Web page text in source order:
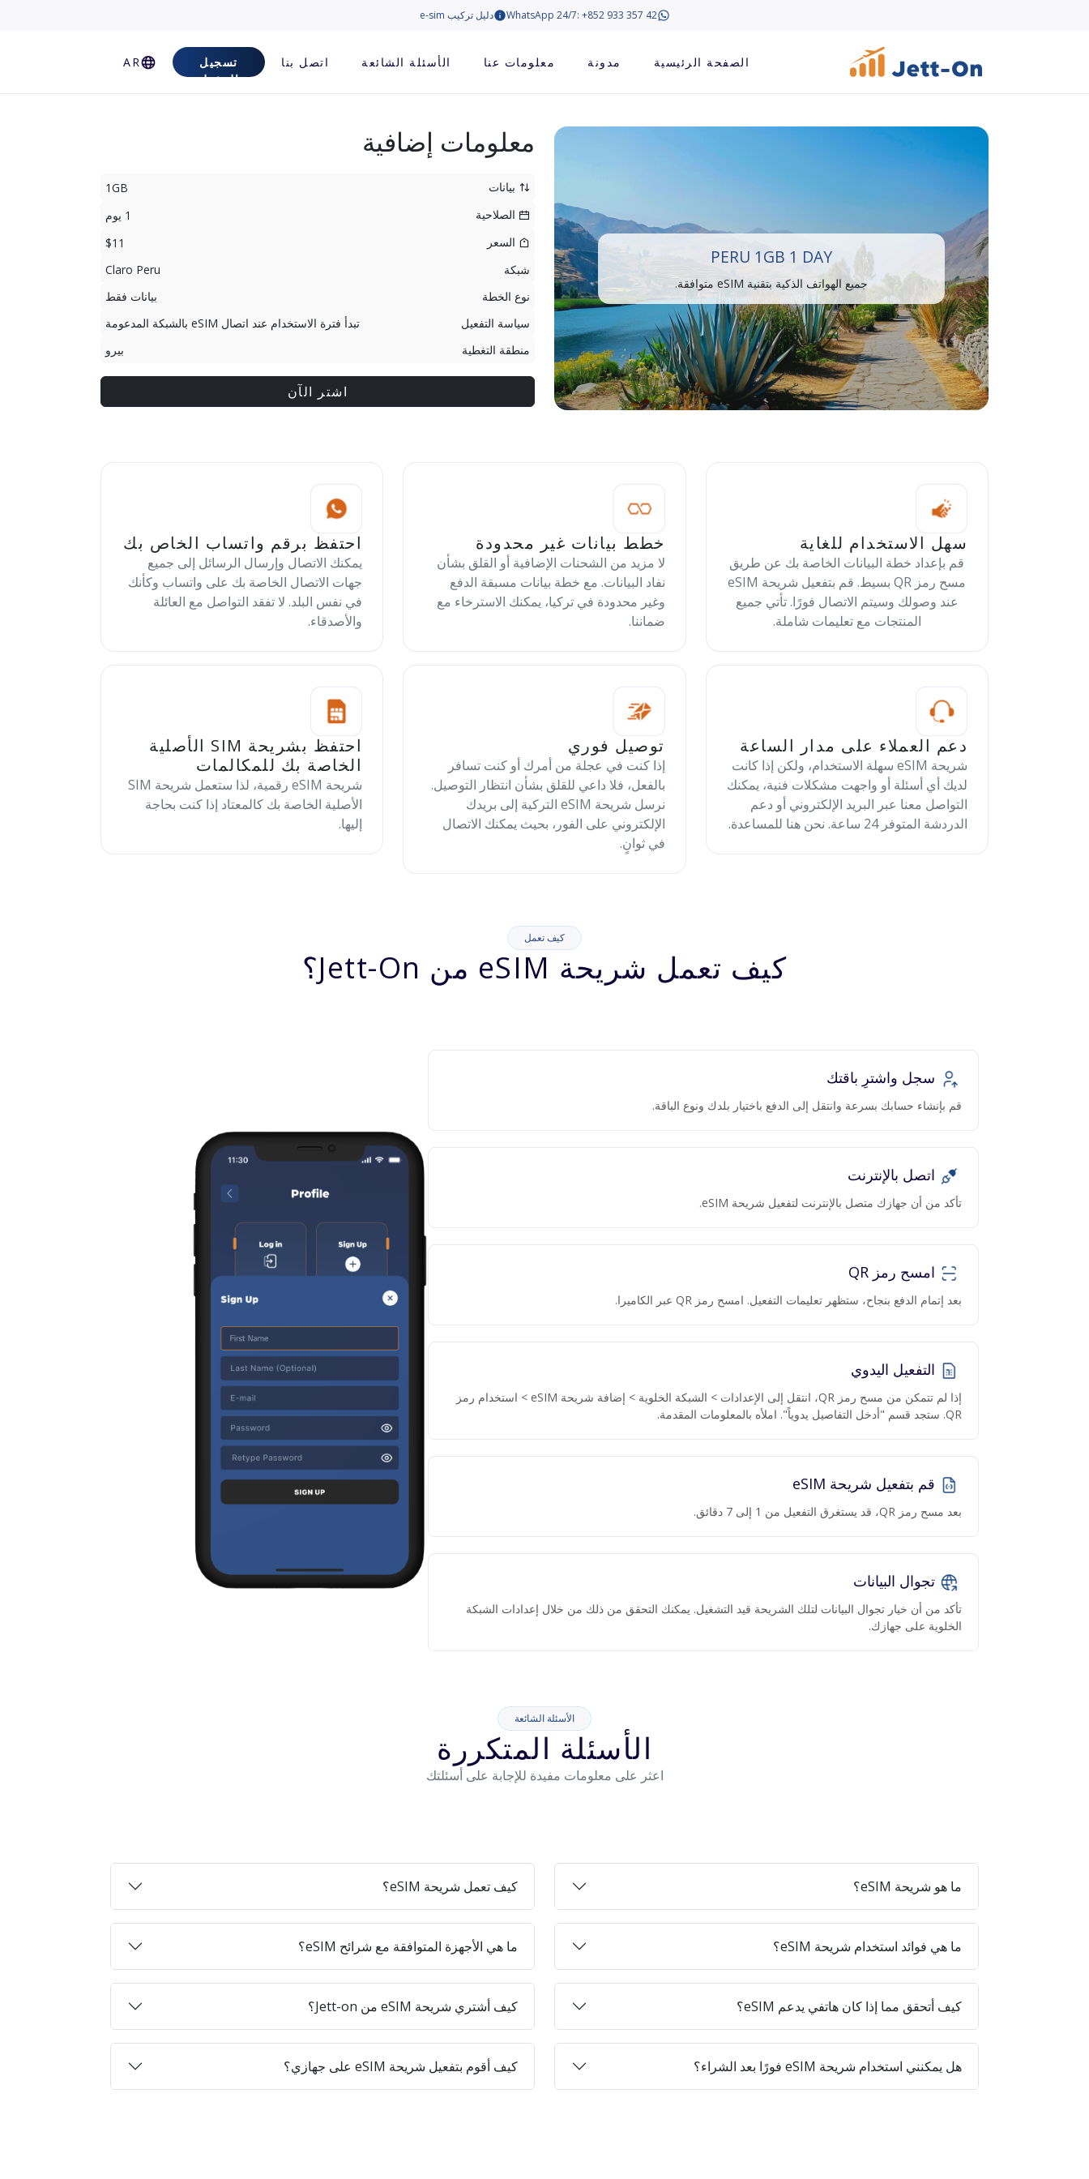
WhatsApp 24/7: +852 933 357 42 دليل تركيب e-sim
الصفحة الرئيسية مدونة معلومات عنا الأسئلة الشائعة اتصل بنا
تسجيل
الدخول
AR
PERU 1GB 1 DAY
جميع الهواتف الذكية بتقنية eSIM متوافقة.
معلومات إضافية
بيانات
1GB
الصلاحية
1 يوم
السعر
$11
شبكة
Claro Peru
نوع الخطة
بيانات فقط
سياسة التفعيل
تبدأ فترة الاستخدام عند اتصال eSIM بالشبكة المدعومة
منطقة التغطية
بيرو
اشتر الآن
سهل الاستخدام للغاية
قم بإعداد خطة البيانات الخاصة بك عن طريق
مسح رمز QR بسيط. قم بتفعيل شريحة eSIM
عند وصولك وسيتم الاتصال فورًا. تأتي جميع
المنتجات مع تعليمات شاملة.
خطط بيانات غير محدودة
لا مزيد من الشحنات الإضافية أو القلق بشأن
نفاد البيانات. مع خطة بيانات مسبقة الدفع
وغير محدودة في تركيا، يمكنك الاسترخاء مع
ضماننا.
احتفظ برقم واتساب الخاص بك
يمكنك الاتصال وإرسال الرسائل إلى جميع
جهات الاتصال الخاصة بك على واتساب وكأنك
في نفس البلد. لا تفقد التواصل مع العائلة
والأصدقاء.
دعم العملاء على مدار الساعة
شريحة eSIM سهلة الاستخدام، ولكن إذا كانت
لديك أي أسئلة أو واجهت مشكلات فنية، يمكنك
التواصل معنا عبر البريد الإلكتروني أو دعم
الدردشة المتوفر 24 ساعة. نحن هنا للمساعدة.
توصيل فوري
إذا كنت في عجلة من أمرك أو كنت تسافر
بالفعل، فلا داعي للقلق بشأن انتظار التوصيل.
نرسل شريحة eSIM التركية إلى بريدك
الإلكتروني على الفور، بحيث يمكنك الاتصال
في ثوانٍ.
احتفظ بشريحة SIM الأصلية
الخاصة بك للمكالمات
شريحة eSIM رقمية، لذا ستعمل شريحة SIM
الأصلية الخاصة بك كالمعتاد إذا كنت بحاجة
إليها.
كيف تعمل
كيف تعمل شريحة eSIM من Jett-On؟
سجل واشترِ باقتك
قم بإنشاء حسابك بسرعة وانتقل إلى الدفع باختيار بلدك ونوع الباقة.
اتصل بالإنترنت
تأكد من أن جهازك متصل بالإنترنت لتفعيل شريحة eSIM.
امسح رمز QR
بعد إتمام الدفع بنجاح، ستظهر تعليمات التفعيل. امسح رمز QR عبر الكاميرا.
التفعيل اليدوي
إذا لم تتمكن من مسح رمز QR، انتقل إلى الإعدادات > الشبكة الخلوية > إضافة شريحة eSIM > استخدام رمز
QR. ستجد قسم "أدخل التفاصيل يدوياً". املأه بالمعلومات المقدمة.
قم بتفعيل شريحة eSIM
بعد مسح رمز QR، قد يستغرق التفعيل من 1 إلى 7 دقائق.
تجوال البيانات
تأكد من أن خيار تجوال البيانات لتلك الشريحة قيد التشغيل. يمكنك التحقق من ذلك من خلال إعدادات الشبكة
الخلوية على جهازك.
الأسئلة الشائعة
الأسئلة المتكررة
اعثر على معلومات مفيدة للإجابة على أسئلتك
ما هو شريحة eSIM؟ كيف تعمل شريحة eSIM؟
ما هي فوائد استخدام شريحة eSIM؟ ما هي الأجهزة المتوافقة مع شرائح eSIM؟
كيف أتحقق مما إذا كان هاتفي يدعم eSIM؟ كيف أشتري شريحة eSIM من Jett-on؟
هل يمكنني استخدام شريحة eSIM فورًا بعد الشراء؟ كيف أقوم بتفعيل شريحة eSIM على جهازي؟